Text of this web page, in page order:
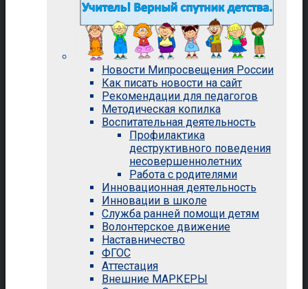
Новости Мипросвещения России
Как писать новости на сайт
Рекомендации для педагогов
Методическая копилка
Воспитательная деятельность
Профилактика
деструктивного поведения
несовершеннолетних
Работа с родителями
Инновационная деятельность
Инновации в школе
Служба ранней помощи детям
Волонтерское движение
Наставничество
ФГОС
Аттестация
Внешние МАРКЕРЫ